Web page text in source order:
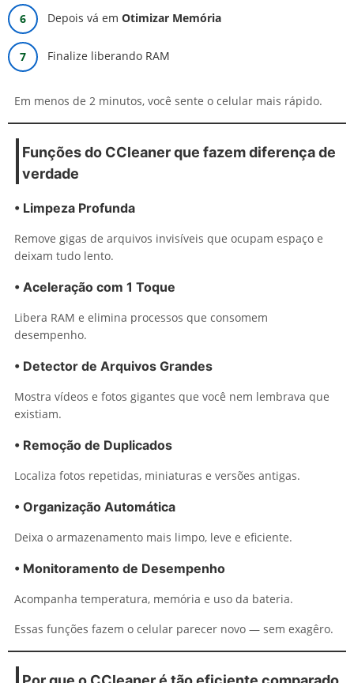
Depois vá em Otimizar Memória
Finalize liberando RAM
Em menos de 2 minutos, você sente o celular mais rápido.
Funções do CCleaner que fazem diferença de
verdade
• Limpeza Profunda
Remove gigas de arquivos invisíveis que ocupam espaço e
deixam tudo lento.
• Aceleração com 1 Toque
Libera RAM e elimina processos que consomem
desempenho.
• Detector de Arquivos Grandes
Mostra vídeos e fotos gigantes que você nem lembrava que
existiam.
• Remoção de Duplicados
Localiza fotos repetidas, miniaturas e versões antigas.
• Organização Automática
Deixa o armazenamento mais limpo, leve e eficiente.
• Monitoramento de Desempenho
Acompanha temperatura, memória e uso da bateria.
Essas funções fazem o celular parecer novo — sem exagêro.